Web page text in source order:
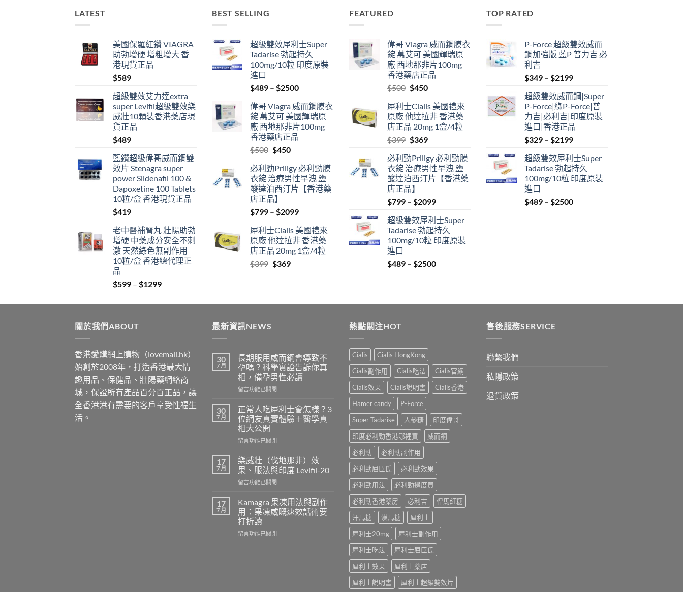
LATEST
美國保羅紅鑽 VIAGRA
助勃增硬 增粗增大 香
港現貨正品
$589
超級雙效艾力達extra
super Levifil超級雙效樂
威壯10顆裝香港藥店現
貨正品
$489
藍鑽超級偉哥威而鋼雙
效片 Stenagra super
power Sildenafil 100 &
Dapoxetine 100 Tablets
10粒/盒 香港現貨正品
$419
老中醫補腎丸 壯陽助勃
增硬 中藥成分安全不刺
激 天然綠色無副作用
10粒/盒 香港總代理正
品
$599 – $1299Price
$599
BEST SELLING
超級雙效犀利士Super
Tadarise 勃起持久
100mg/10粒 印度原裝
進口
$489 – $2500Price
$489
through
$2500
偉哥 Viagra 威而鋼膜衣
錠 萬艾可 美國輝瑞原
廠 西地那非片100mg
香港藥店正品
$500 Original
was:
$500.
$450Current
is:
$450.
必利勁Priligy 必利勁膜
衣錠 治療男性早洩 鹽
酸達泊西汀片【香港藥
店正品】
$799 – $2099Price
$799
through
$2099
犀利士Cialis 美國禮來
原廠 他達拉非 香港藥
店正品 20mg 1盒/4粒
$399 Original
$369Current
FEATURED
偉哥 Viagra 威而鋼膜衣
錠 萬艾可 美國輝瑞原
廠 西地那非片100mg
香港藥店正品
$500 Original
was:
$500.
$450Current
is:
$450.
犀利士Cialis 美國禮來
原廠 他達拉非 香港藥
店正品 20mg 1盒/4粒
$399 Original
was:
$399.
$369Current
is:
$369.
必利勁Priligy 必利勁膜
衣錠 治療男性早洩 鹽
酸達泊西汀片【香港藥
店正品】
$799 – $2099Price
$799
through
$2099
超級雙效犀利士Super
Tadarise 勃起持久
100mg/10粒 印度原裝
進口
$489 – $2500Price
$2500
TOP RATED
P-Force 超級雙效威而
鋼加強版 藍P 普力吉 必
利吉
$349 – $2199Price
$349
through
$2199
超級雙效威而鋼|Super
P-Force|綠P-Force|普
力吉|必利吉|印度原裝
進口|香港正品
$329 – $2199Price
$329
through
$2199
超級雙效犀利士Super
Tadarise 勃起持久
100mg/10粒 印度原裝
進口
$489 – $2500Price
關於我們ABOUT
香港愛購網上購物（lovemall.hk）
始創於2008年，打造香港最大情
趣用品、保健品、壯陽藥網絡商
城，保證所有產品百分百正品，讓
全香港港有需要的客戶享受性福生
活。
最新資訊NEWS
30
7 月
長期服用威而鋼會導致不
孕嗎？科學實證告訴你真
相，備孕男性必讀
在
期
服
用
威
而
會
導
致
不
嗎？
科
學
實
證
留言功能已關閉
30
7 月
正常人吃犀利士會怎樣？3
位網友真實體驗＋醫學真
相大公開
在
常
人
吃
犀
士
會
怎
樣？
3
留言功能已關閉
17
7 月
樂威壯（伐地那非）效
果、服法與印度 Levifil-20
在
威
壯
（伐
地
那
留言功能已關閉
17
7 月
Kamagra 果凍用法與副作
用：果凍威嘅速效話術要
打折讀
在
留言功能已關閉
熱點關注HOT
Cialis
Cialis HongKong
Cialis副作用
Cialis吃法
Cialis官網
Cialis效果
Cialis說明書
Cialis香港
Hamer candy
P-Force
Super Tadarise
人參糖
印度偉哥
印度必利勁香港哪裡買
威而鋼
必利勁
必利勁副作用
必利勁屈臣氏
必利勁效果
必利勁用法
必利勁邊度買
必利勁香港藥房
必利吉
悍馬紅糖
汗馬糖
漢馬糖
犀利士
犀利士20mg
犀利士副作用
犀利士吃法
犀利士屈臣氏
犀利士效果
犀利士藥店
犀利士說明書
犀利士超級雙效片
售後服務SERVICE
聯繫我們
私隱政策
退貨政策